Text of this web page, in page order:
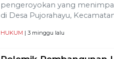
pengeroyokan yang
di Desa Pujorahayu,
HUKUM | 3 minggu lalu